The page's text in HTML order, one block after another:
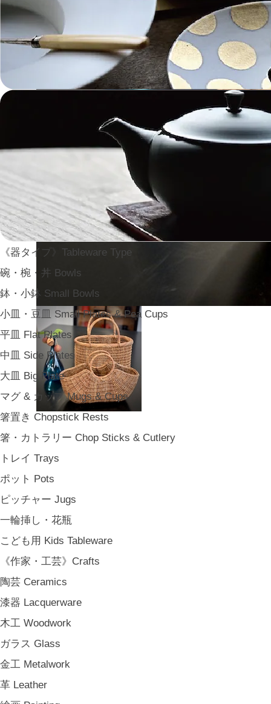
《器タイプ》Tableware Type
碗・椀・丼 Bowls
鉢・小鉢 Small Bowls
小皿・豆皿 Small Plates & Pea Cups
平皿 Flat Plates
中皿 Side Plates
大皿 Big Plate
マグ & カップ Mugs & Cups
箸置き Chopstick Rests
箸・カトラリー Chop Sticks & Cutlery
トレイ Trays
ポット Pots
ピッチャー Jugs
一輪挿し・花瓶
こども用 Kids Tableware
《作家・工芸》Crafts
陶芸 Ceramics
漆器 Lacquerware
木工 Woodwork
ガラス Glass
金工 Metalwork
革 Leather